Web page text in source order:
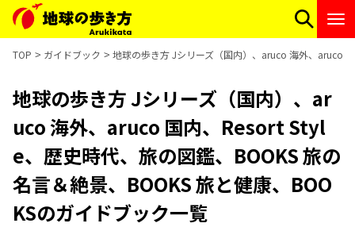
TOP ガイドブック 地球の歩き方 Jシリーズ（国内）、aruco 海外、aruco
地球の歩き方 Jシリーズ（国内）、ar
uco 海外、aruco 国内、Resort Styl
e、歴史時代、旅の図鑑、BOOKS 旅の
名言＆絶景、BOOKS 旅と健康、BOO
KSのガイドブック一覧